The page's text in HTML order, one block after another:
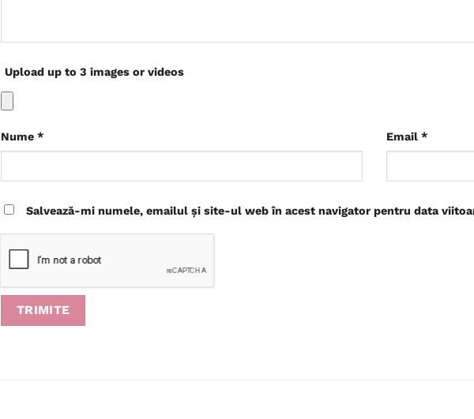
Upload up to 3 images or videos
Nume * Email *
Salvează-mi numele, emailul și site-ul web în acest navigator pentru data